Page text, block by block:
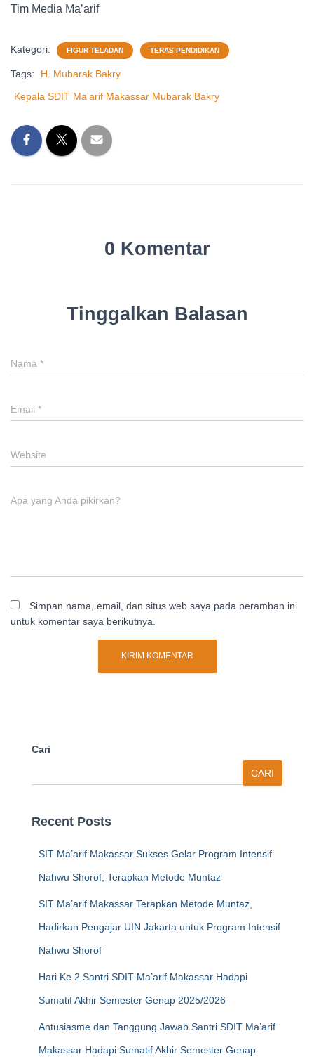
Tim Media Ma’arif
Kategori: FIGUR TELADAN TERAS PENDIDIKAN
Tags:
H. Mubarak Bakry
Kepala SDIT Ma'arif Makassar Mubarak Bakry
0 Komentar
Tinggalkan Balasan
Nama *
Email *
Website
Apa yang Anda pikirkan?
Simpan nama, email, dan situs web saya pada peramban ini
untuk komentar saya berikutnya.
Cari
CARI
Recent Posts
SIT Ma’arif Makassar Sukses Gelar Program Intensif
Nahwu Shorof, Terapkan Metode Muntaz
SIT Ma’arif Makassar Terapkan Metode Muntaz,
Hadirkan Pengajar UIN Jakarta untuk Program Intensif
Nahwu Shorof
Hari Ke 2 Santri SDIT Ma’arif Makassar Hadapi
Sumatif Akhir Semester Genap 2025/2026
Antusiasme dan Tanggung Jawab Santri SDIT Ma’arif
Makassar Hadapi Sumatif Akhir Semester Genap